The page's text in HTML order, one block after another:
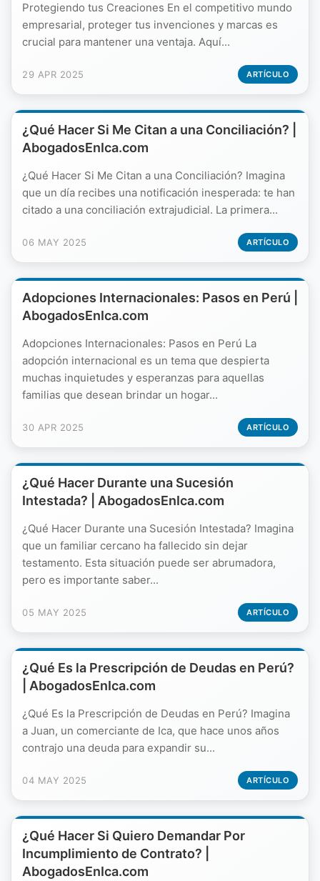
Protegiendo tus Creaciones En el competitivo mundo
empresarial, proteger tus invenciones y marcas es
crucial para mantener una ventaja. Aquí...
29 APR 2025 ARTÍCULO
¿Qué Hacer Si Me Citan a una Conciliación? |
AbogadosEnIca.com
¿Qué Hacer Si Me Citan a una Conciliación? Imagina
que un día recibes una notificación inesperada: te han
citado a una conciliación extrajudicial. La primera...
06 MAY 2025 ARTÍCULO
Adopciones Internacionales: Pasos en Perú |
AbogadosEnIca.com
Adopciones Internacionales: Pasos en Perú La
adopción internacional es un tema que despierta
muchas inquietudes y esperanzas para aquellas
familias que desean brindar un hogar...
30 APR 2025 ARTÍCULO
¿Qué Hacer Durante una Sucesión
Intestada? | AbogadosEnIca.com
¿Qué Hacer Durante una Sucesión Intestada? Imagina
que un familiar cercano ha fallecido sin dejar
testamento. Esta situación puede ser abrumadora,
pero es importante saber...
05 MAY 2025 ARTÍCULO
¿Qué Es la Prescripción de Deudas en Perú?
| AbogadosEnIca.com
¿Qué Es la Prescripción de Deudas en Perú? Imagina
a Juan, un comerciante de Ica, que hace unos años
contrajo una deuda para expandir su...
04 MAY 2025 ARTÍCULO
¿Qué Hacer Si Quiero Demandar Por
Incumplimiento de Contrato? |
AbogadosEnIca.com